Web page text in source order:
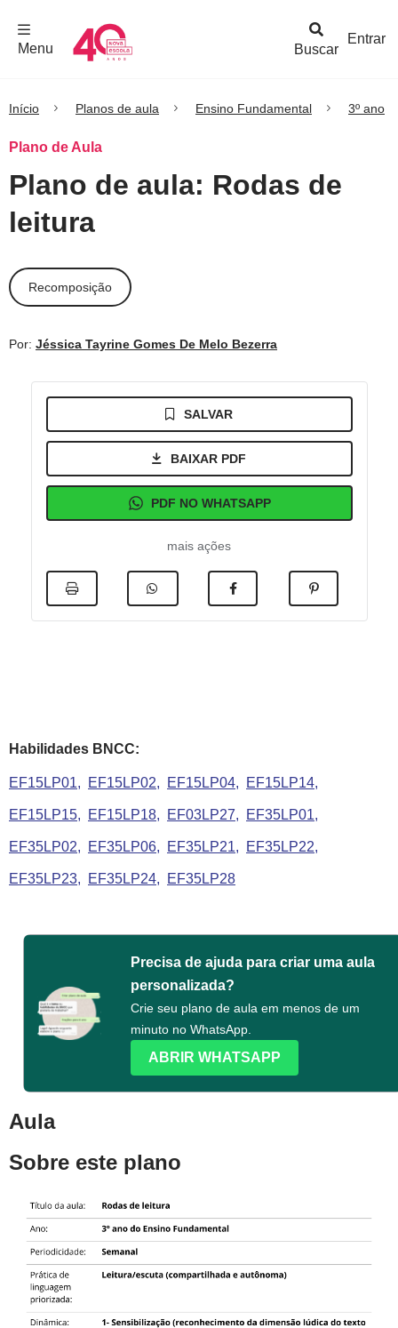
Buscar
Menu
Entrar
Início Planos de aula Ensino Fundamental 3º ano
Plano de Aula
Plano de aula: Rodas de
leitura
Recomposição
Por: Jéssica Tayrine Gomes De Melo Bezerra
SALVAR
BAIXAR PDF
PDF NO WHATSAPP
mais ações
Habilidades BNCC:
EF15LP01 EF15LP02 EF15LP04 EF15LP14
EF15LP15 EF15LP18 EF03LP27 EF35LP01
EF35LP02 EF35LP06 EF35LP21 EF35LP22
EF35LP23 EF35LP24 EF35LP28
Precisa de ajuda para criar uma aula
personalizada?
Crie seu plano de aula em menos de um
minuto no WhatsApp.
ABRIR WHATSAPP
Aula
Sobre este plano